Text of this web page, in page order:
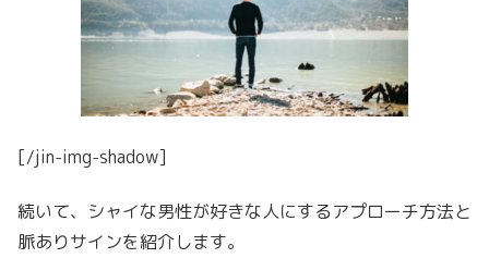
[/jin-img-shadow]
続いて、シャイな男性が好きな人にするアプローチ方法と
脈ありサインを紹介します。